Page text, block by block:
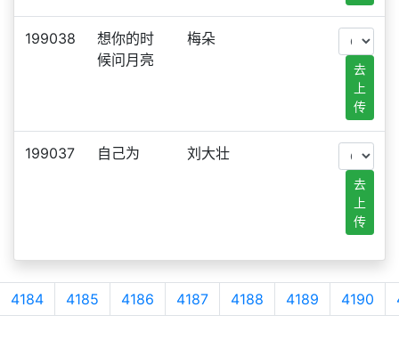
199038
想你的时
候问月亮
梅朵
去
上
传
199037 自己为 刘大壮
去
上
传
4184 4185 4186 4187 4188 4189 4190